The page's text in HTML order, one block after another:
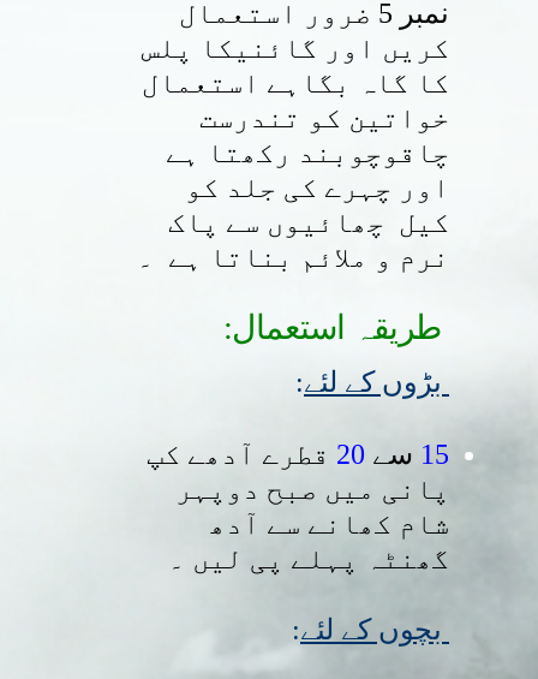
نمبر 5 ضرور استعمال
کریں اور گائنیکا پلس
کا گاہ بگاہے استعمال
خواتین کو تندرست
چاقوچوبند رکھتا ہے
اور چہرے کی جلد کو
کیل چھائیوں سے پاک
نرم و ملائم بناتا ہے ۔
:
15 سے 20 قطرے آدھے کپ
پانی میں صبح دوپہر
شام کھانے سے آدھ
گھنٹہ پہلے پی لیں ۔
: